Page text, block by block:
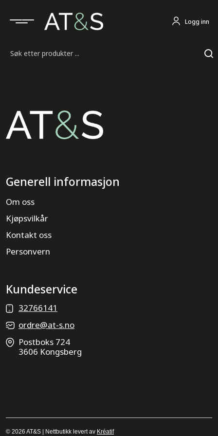
Logg inn
Generell informasjon
Om oss
Kjøpsvilkår
Kontakt oss
Personvern
Kundeservice
32766141
ordre@at-s.no
Postboks 724
3606 Kongsberg
© 2026 AT&S | Nettbutikk levert av Kréatif